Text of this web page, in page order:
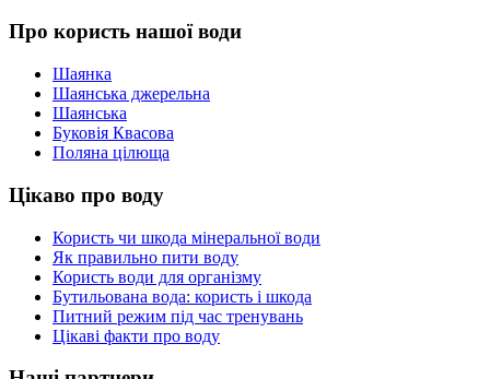
Про користь нашої води
Шаянка
Шаянська джерельна
Шаянська
Буковія Квасова
Поляна цілюща
Цікаво про воду
Користь чи шкода мінеральної води
Як правильно пити воду
Користь води для організму
Бутильована вода: користь і шкода
Питний режим під час тренувань
Цікаві факти про воду